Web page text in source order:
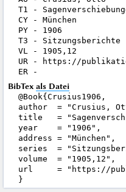
T1 -
CY - München
PY - 1906
T3 - Sitzungsberichte
VL - 1905,12
UR - https://
BibTex als Datei
@Book{Crusius1906,
author  = "Crusius,
title   =
year    = "1906",
address = "München",
series  =
volume  = "1905,12",
url     = "https://